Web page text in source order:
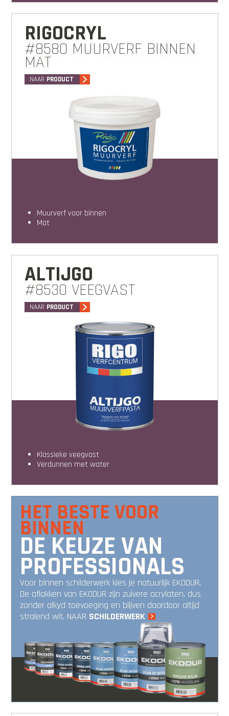
RIGOCRYL
#8580 MUURVERF BINNEN
MAT
NAAR PRODUCT
muurverf voor binnen
mat
ALTIJGO
#8530 VEEGVAST
NAAR PRODUCT
klassieke veegvast
verdunnen met water
HET BESTE VOOR
BINNEN
DE KEUZE VAN
PROFESSIONALS
Voor binnen schilderwerk kies je natuurlijk EKODUR.
De aflakken van EKODUR zijn zuivere acrylaten, dus
zonder alkyd toevoeging en blijven daardoor altijd
stralend wit. NAAR SCHILDERWERK